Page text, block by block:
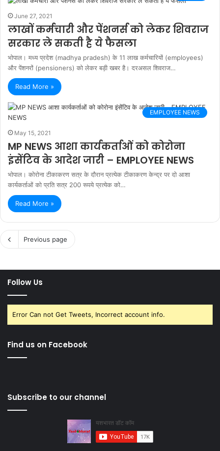
June 27, 2021
लाखों कर्मचारी और पेंशनर्स को लेकर शिवराज
सरकार ले सकती है ये फैसला
भोपाल। मध्य प्रदेश (madhya pradesh) के 11 लाख कर्मचारियों (employees)
और पेंशनरों (pensioners) को लेकर बड़ी खबर है। दरअसल शिवराज…
Read More »
EMPLOYEE NEWS
May 15, 2021
MP NEWS आशा कार्यकर्ताओं को कोरोना
इंसेंटिव के आदेश जारी – EMPLOYEE NEWS
भोपाल। कोरोना टीकाकरण सत्र के दौरान प्रत्‍येक टीकाकरण केन्‍द्र पर दो आशा
कार्यकर्ताओं को प्रति सत्र 200 रूपये प्रत्‍येक को…
Read More »
Previous page
Follow Us
Error Can not Get Tweets, Incorrect account info.
Find us on Facebook
Subscribe to our channel